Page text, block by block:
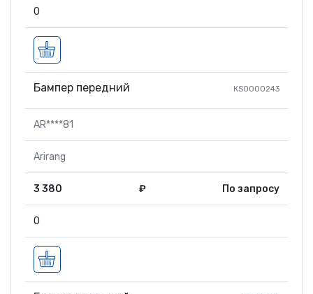
0
Бампер передний КS0000243
AR****81
Arirang
3 380 ₽ По запросу
0